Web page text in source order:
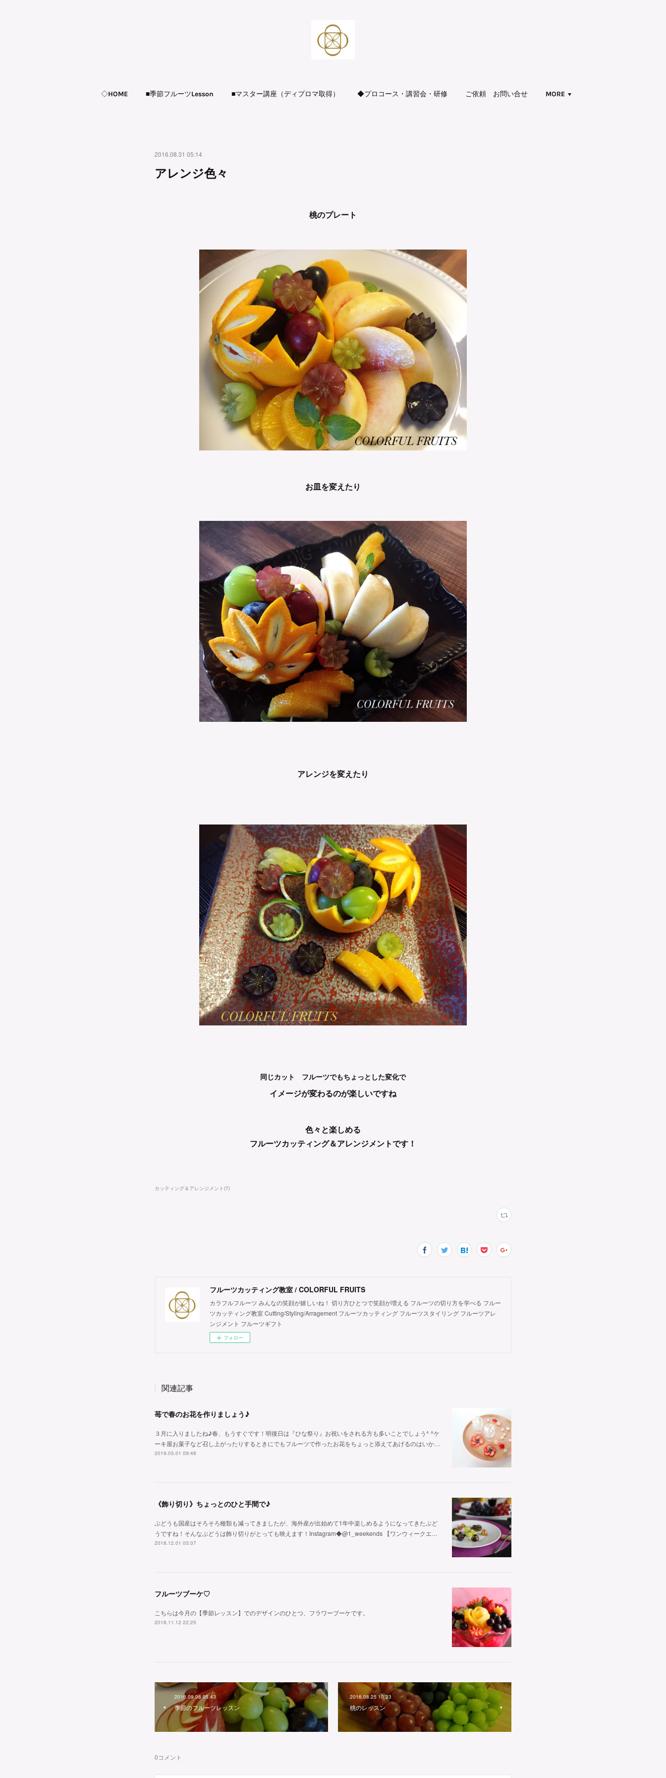
◇HOME ■季節フルーツLesson ■マスター講座（ディプロマ取得） ◆プロコース・講習会・研修 ご依頼 お問い合せ MORE
2016.08.31 05:14
アレンジ色々
桃のプレート
お皿を変えたり
アレンジを変えたり
同じカット フルーツでもちょっとした変化で
イメージが変わるのが楽しいですね
色々と楽しめる
フルーツカッティング＆アレンジメントです！
カッティング＆アレンジメント(7)
フルーツカッティング教室 / COLORFUL FRUITS
カラフルフルーツ みんなの笑顔が嬉しいね！ 切り方ひとつで笑顔が増える フルーツの切り方を学べる フルー
ツカッティング教室 Cutting/Styling/Arragement フルーツカッティング フルーツスタイリング フルーツアレ
ンジメント フルーツギフト
フォロー
関連記事
苺で春のお花を作りましょう♪
３月に入りましたね♪春、もうすぐです！明後日は『ひな祭り』お祝いをされる方も多いことでしょう^ ^ケ
ーキ屋お菓子など召し上がったりするときにでもフルーツで作ったお花をちょっと添えてあげるのはいか…
2019.03.01 09:48
《飾り切り》ちょっとのひと手間で♪
ぶどうも国産はそろそろ種類も減ってきましたが、海外産が出始めて1年中楽しめるようになってきたぶど
うですね！そんなぶどうは飾り切りがとっても映えます！Instagram◆@1_weekends 【ワンウィークエ…
2018.12.01 03:07
フルーツブーケ♡
こちらは今月の【季節レッスン】でのデザインのひとつ、フラワーブーケです。
2018.11.12 22:25
2016.09.08 05:43
季節のフルーツレッスン
2016.08.25 10:23
桃のレッスン
0コメント